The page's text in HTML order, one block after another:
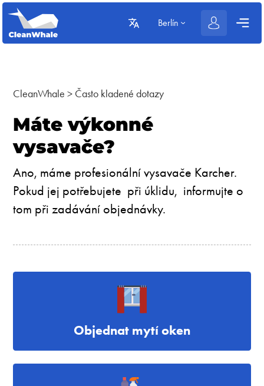
Berlín
CleanWhale > Často kladené dotazy
Máte výkonné
vysavače?
Ano, máme profesionální vysavače Karcher.
Pokud jej potřebujete při úklidu, informujte o
tom při zadávání objednávky.
Objednat mytí oken